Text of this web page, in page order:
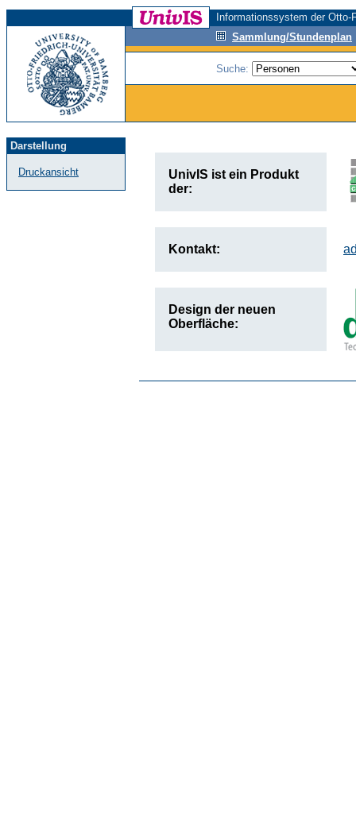
Informationssystem der
Sammlung/Stundenplan
Suche:
Darstellung
Druckansicht
UnivIS ist ein Produkt
der:
Kontakt:
Design der neuen
Oberfläche: